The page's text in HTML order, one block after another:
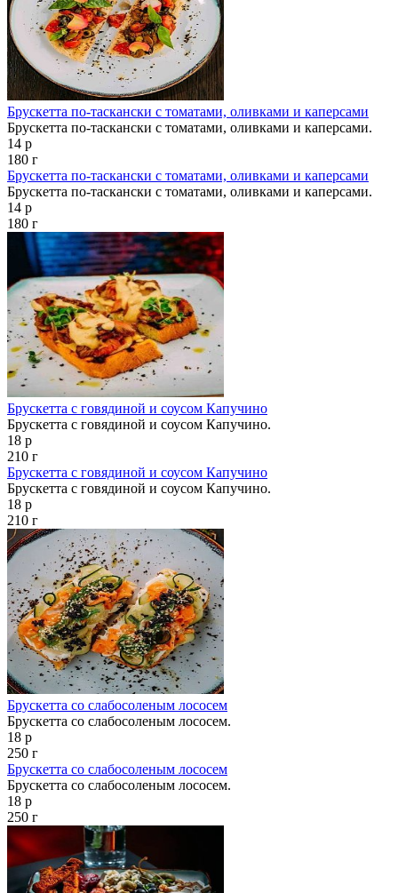
Брускетта по-таскански с томатами, оливками и каперсами
Брускетта по-таскански с томатами, оливками и каперсами.
14 р
180 г
Брускетта по-таскански с томатами, оливками и каперсами
Брускетта по-таскански с томатами, оливками и каперсами.
14 р
180 г
Брускетта с говядиной и соусом Капучино
Брускетта с говядиной и соусом Капучино.
18 р
210 г
Брускетта с говядиной и соусом Капучино
Брускетта с говядиной и соусом Капучино.
18 р
210 г
Брускетта со слабосоленым лососем
Брускетта со слабосоленым лососем.
18 р
250 г
Брускетта со слабосоленым лососем
Брускетта со слабосоленым лососем.
18 р
250 г